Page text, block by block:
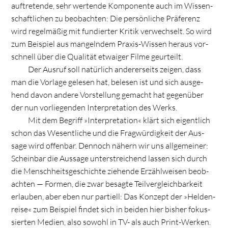
auf­tre­tende, sehr wer­tende Kom­po­nente auch im Wis­sen­
schaft­li­chen zu beob­ach­ten: Die per­sön­li­che Prä­fe­renz
wird regel­mä­ßig mit fun­dier­ter Kri­tik ver­wech­selt. So wird
zum Bei­spiel aus man­geln­dem Pra­xis-Wis­sen her­aus vor­
schnell über die Qua­li­tät etwa­iger Filme geurteilt.
Der Aus­ruf soll natür­lich ande­rer­seits zei­gen, dass
man die Vor­lage gele­sen hat, bele­sen ist und sich aus­ge­
hend davon andere Vor­stel­lung gemacht hat gegen­über
der nun vor­lie­gen­den Inter­pre­ta­tion des Werks.
Mit dem Begriff »Inter­pre­ta­tion« klärt sich eigent­lich
schon das Wesent­li­che und die Frag­wür­dig­keit der Aus­
sage wird offen­bar. Den­noch nähern wir uns all­ge­mei­ner:
Schein­bar die Aus­sage unter­strei­chend las­sen sich durch
die Mensch­heits­ge­schichte zie­hende Erzähl­wei­sen beob­
ach­ten — For­men, die zwar besagte Teil­ver­gleich­bar­keit
erlau­ben, aber eben nur par­ti­ell: Das Kon­zept der »Hel­den­
reise« zum Bei­spiel fin­det sich in bei­den hier bis­her fokus­
sier­ten Medien, also sowohl in TV- als auch Print-Wer­ken.